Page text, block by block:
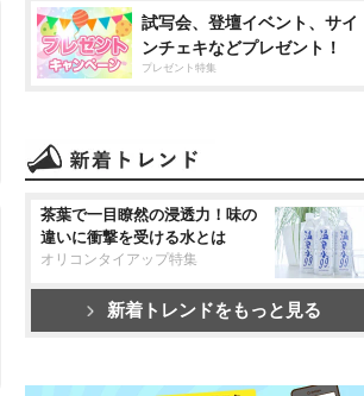
試写会、登壇イベント、サイ
ンチェキなどプレゼント！
プレゼント特集
茶葉で一目瞭然の浸透力！味の
違いに衝撃を受ける水とは
オリコンタイアップ特集
新着トレンドをもっと見る